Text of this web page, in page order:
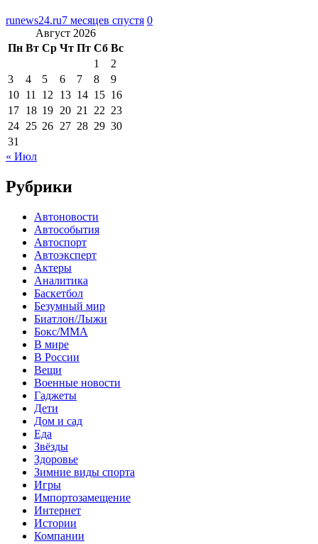
runews24.ru7 месяцев спустя 0
Август 2026
Пн Вт Ср Чт Пт Сб Вс
1
2
3
4 5 6 7 8
9
10 11 12 13 14 15 16
17 18 19 20 21 22 23
24 25 26 27 28 29 30
31
« Июл
Рубрики
Автоновости
Автособытия
Автоспорт
Автоэксперт
Актеры
Аналитика
Баскетбол
Безумный мир
Биатлон/Лыжи
Бокс/MMA
В мире
В России
Вещи
Военные новости
Гаджеты
Дети
Дом и сад
Еда
Звёзды
Здоровье
Зимние виды спорта
Игры
Импортозамещение
Интернет
Истории
Компании